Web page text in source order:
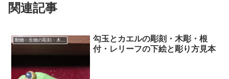
関連記事
動物・生物の彫刻・木彫・レリーフ・根付・彫刻の彫り方
勾玉とカエルの彫刻・木彫・根
付・レリーフの下絵と彫り方見本